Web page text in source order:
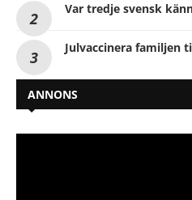
Var tredje svensk
Julvaccinera familjen
ANNONS